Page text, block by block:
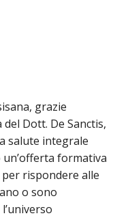
grazie
Dott. De Sanctis,
salute integrale
un’offerta formativa
rispondere alle
o sono